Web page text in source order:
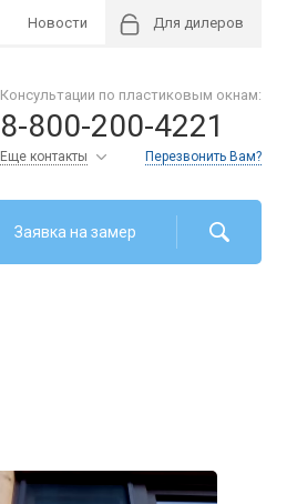
Новости Для дилеров
Консультации по пластиковым окнам:
8-800-200-4221
Перезвонить Вам?
Еще контакты
Заявка на замер